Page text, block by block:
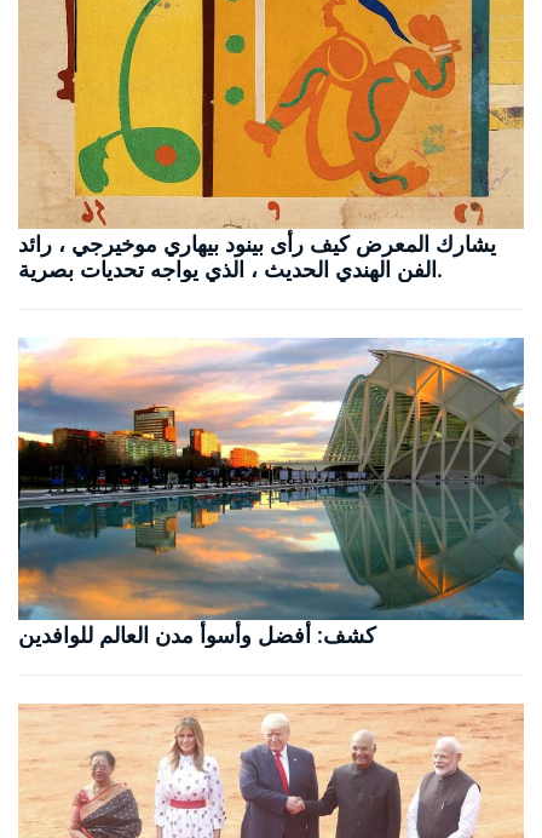
يشارك المعرض كيف رأى بينود بيهاري موخيرجي ، رائد
الفن الهندي الحديث ، الذي يواجه تحديات بصرية.
كشف: أفضل وأسوأ مدن العالم للوافدين